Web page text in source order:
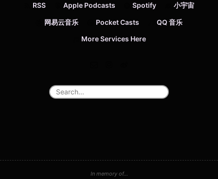
RSS Apple Podcasts Spotify 小宇宙
网易云音乐 Pocket Casts QQ 音乐
More Services Here
In memory of...